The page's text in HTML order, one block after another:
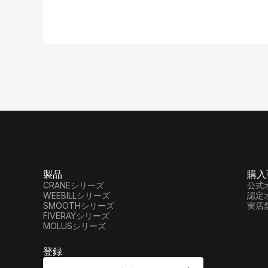
製品
CRANEシリーズ
WEEBILLシリーズ
SMOOTHシリーズ
FIVERAYシリーズ
MOLUSシリーズ
購
公式
認定
実店
登録